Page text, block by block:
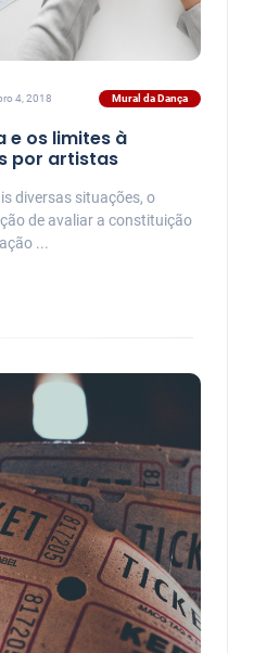
4, 2018 Mural da Dança
e os limites à
por artistas
diversas situações, o
de avaliar a constituição
...